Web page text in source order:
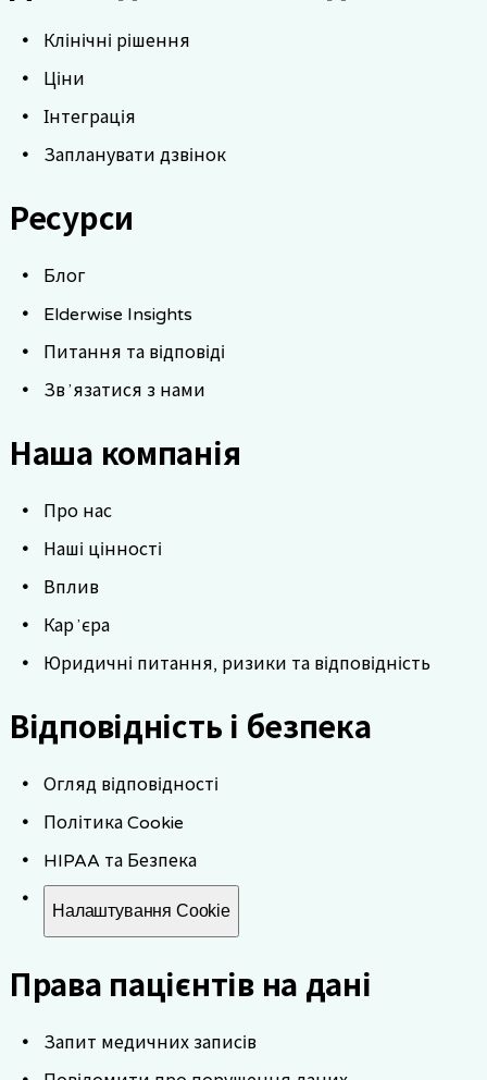
Клінічні рішення
Ціни
Інтеграція
Запланувати дзвінок
Ресурси
Блог
Elderwise Insights
Питання та відповіді
Звʼязатися з нами
Наша компанія
Про нас
Наші цінності
Вплив
Карʼєра
Юридичні питання, ризики та відповідність
Відповідність і безпека
Огляд відповідності
Політика Cookie
HIPAA та Безпека
Налаштування Cookie
Права пацієнтів на дані
Запит медичних записів